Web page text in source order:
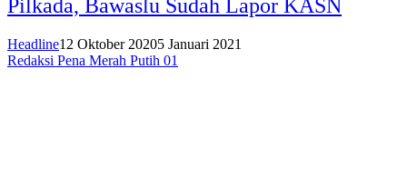
Pilkada, Bawaslu Sudah Lapor KASN
Headline12 Oktober 20205 Januari 2021
Redaksi Pena Merah Putih 01